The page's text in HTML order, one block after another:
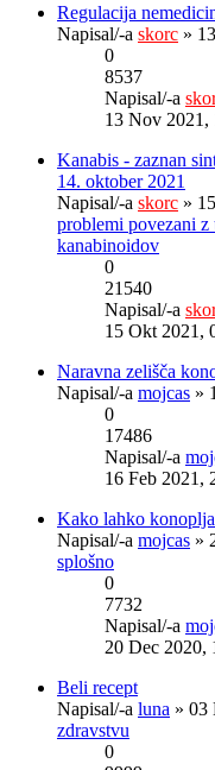
Regulacija
Napisal/-a skorc »
0
8537
Napisal/-a
13 Nov 2021,
Kanabis - zaznan
14. oktober 2021
Napisal/-a skorc »
problemi povezani
kanabinoidov
0
21540
Napisal/-a
15 Okt 2021,
Naravna zelišča
Napisal/-a mojcas »
0
17486
Napisal/-a
16 Feb 2021,
Kako lahko
Napisal/-a mojcas »
splošno
0
7732
Napisal/-a
20 Dec 2020,
Beli recept
Napisal/-a luna » 03
zdravstvu
0